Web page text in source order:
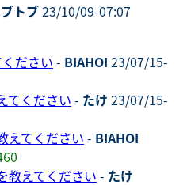
ブトブ23/10/09-07:07
ださい - BIAHOI 23/07/15-
てください - たけ 23/07/15-
えてください - BIAHOI
教えてください - たけ